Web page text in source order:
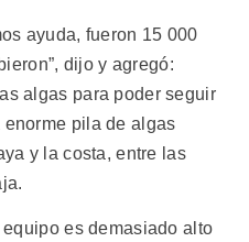
ayuda, fueron 15 000
dijo y agregó:
algas para poder seguir
enorme pila de algas
y la costa, entre las
es demasiado alto